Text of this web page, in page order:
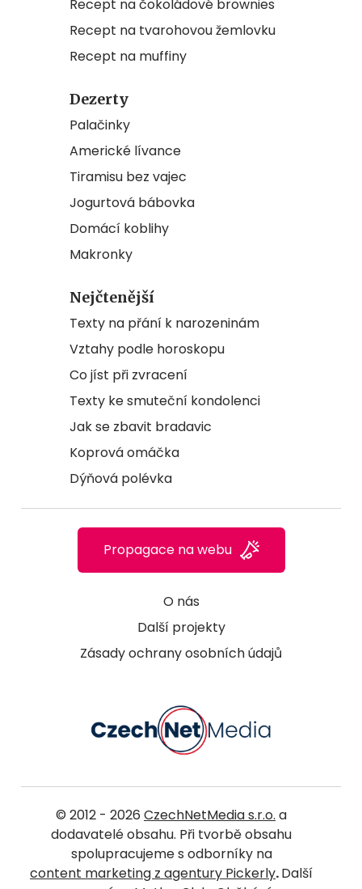
Recept na čokoládové brownies
Recept na tvarohovou žemlovku
Recept na muffiny
Dezerty
Palačinky
Americké lívance
Tiramisu bez vajec
Jogurtová bábovka
Domácí koblihy
Makronky
Nejčtenější
Texty na přání k narozeninám
Vztahy podle horoskopu
Co jíst při zvracení
Texty ke smuteční kondolenci
Jak se zbavit bradavic
Koprová omáčka
Dýňová polévka
O nás
Další projekty
Zásady ochrany osobních údajů
Propagace na webu
© 2012 - 2026 CzechNetMedia s.r.o. a
dodavatelé obsahu. Při tvorbě obsahu
spolupracujeme s odborníky na
content marketing z agentury Pickerly.Další